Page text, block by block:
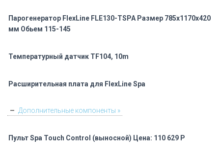
Парогенератор FlexLine FLE130-TSPA Размер 785x1170x420
мм Обьем 115-145
Температурный датчик TF104, 10m
Расширительная плата для FlexLine Spa
Дополнительные компоненты »
Пульт Spa Touch Control (выносной) Цена: 110 629 Р